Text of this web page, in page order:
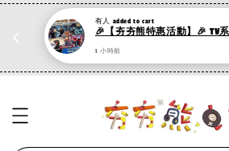
虛擬點數卡或遊戲序號消費
有人 added to cart
1 小時前